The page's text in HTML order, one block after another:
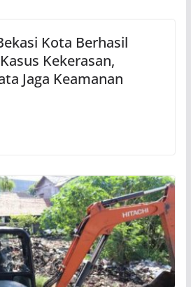
Kota Berhasil
Kekerasan,
Jaga Keamanan